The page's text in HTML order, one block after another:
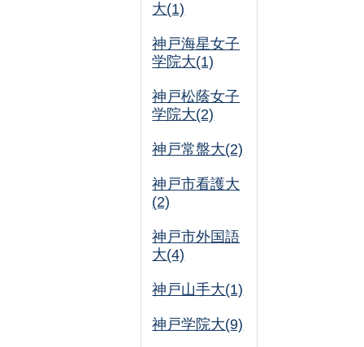
大(1)
神戸海星女子
学院大(1)
神戸松蔭女子
学院大(2)
神戸常盤大(2)
神戸市看護大
(2)
神戸市外国語
大(4)
神戸山手大(1)
神戸学院大(9)